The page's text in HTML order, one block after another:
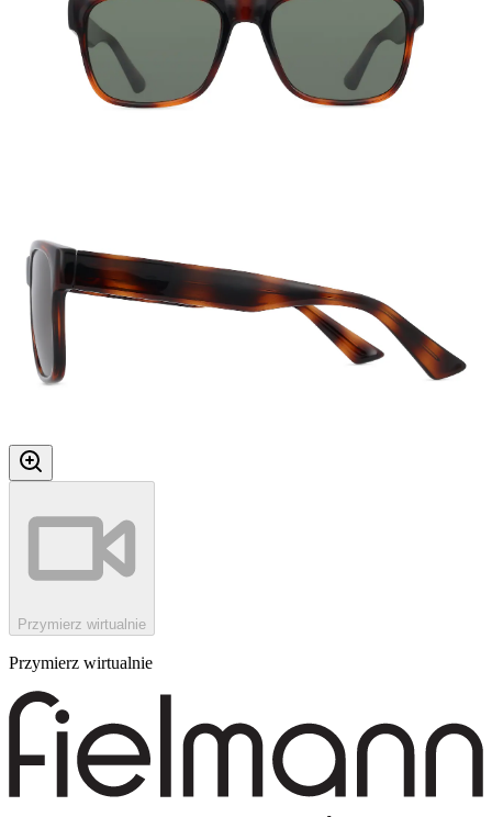
Przymierz wirtualnie
Przymierz wirtualnie